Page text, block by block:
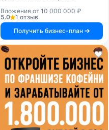
Вложения от 10 000 000 ₽
5.0
1 отзыв
Получить бизнес-план